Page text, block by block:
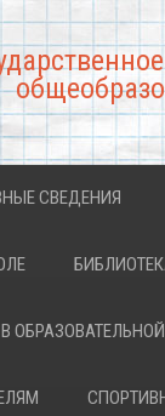
СВЕДЕНИЯ